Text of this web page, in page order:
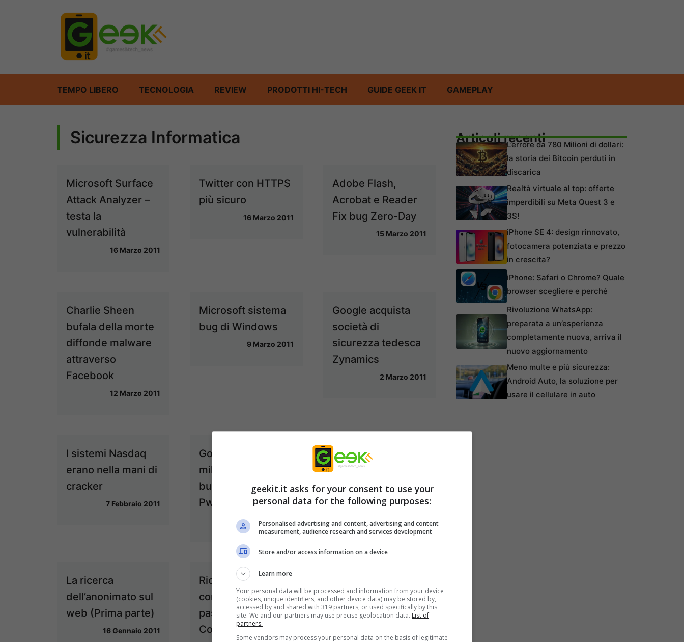
TEMPO LIBERO TECNOLOGIA REVIEW PRODOTTI HI-TECH GUIDE GEEK IT GAMEPLAY
Sicurezza Informatica
Microsoft Surface
Attack Analyzer –
testa la
vulnerabilità
16 Marzo 2011
Twitter con HTTPS
più sicuro
16 Marzo 2011
Adobe Flash,
Acrobat e Reader
Fix bug Zero-Day
15 Marzo 2011
Charlie Sheen
bufala della morte
diffonde malware
attraverso
Facebook
12 Marzo 2011
Microsoft sistema
bug di Windows
9 Marzo 2011
Google acquista
società di
sicurezza tedesca
Zynamics
2 Marzo 2011
I sistemi Nasdaq
erano nella mani di
cracker
7 Febbraio 2011
Google offre $ 20
mila dollari per
bucare chrome in
Pwn2Own
4 Febbraio 2011
Cisco risolve due
Stack Overflow nel
software WebEx
2 Febbraio 2011
La ricerca
dell’anonimato sul
web (Prima parte)
16 Gennaio 2011
Ricercatore svelerà
come trovare
password wifi con
Computing Cloud
e-mail arrestato
6 Gennaio 2011
Articoli recentiL’errore da 780 Milioni di dollari:
la storia dei Bitcoin perduti in
discarica
Realtà virtuale al top: offerte
imperdibili su Meta Quest 3 e
3S!
iPhone SE 4: design rinnovato,
fotocamera potenziata e prezzo
in crescita?
iPhone: Safari o Chrome? Quale
browser scegliere e perché
Rivoluzione WhatsApp:
preparata a un’esperienza
completamente nuova, arriva il
nuovo aggiornamento
Meno multe e più sicurezza:
Android Auto, la soluzione per
usare il cellulare in auto
geekit.it asks for your consent to use your
personal data for the following purposes:
Personalised advertising and content, advertising and content
measurement, audience research and services development
Store and/or access information on a device
Learn more
Your personal data will be processed and information from your device
(cookies, unique identifiers, and other device data) may be stored by,
accessed by and shared with 319 partners, or used specifically by this
site. We and our partners may use precise geolocation data. List of
partners.
Some vendors may process your personal data on the basis of legitimate